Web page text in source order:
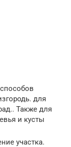
для
Также для
и кусты
участка.